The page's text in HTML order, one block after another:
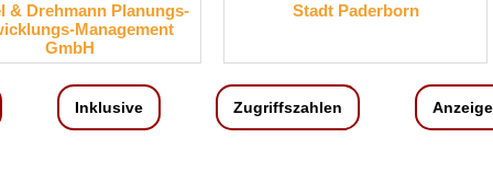
Stadt Paderborn
RegionNord -
Inklusive Zugriffszahlen